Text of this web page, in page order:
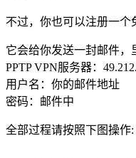
不过，你也可以注册一个
它会给你发送一封邮件，
PPTP VPN服务器：
用户名：你的邮件地址
密码：邮件中
全部过程请按照下图操作: